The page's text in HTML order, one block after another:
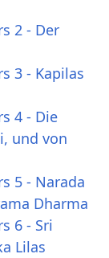
2 - Der
3 - Kapilas
4 - Die
und von
5 - Narada
Dharma
6 - Sri
Lilas